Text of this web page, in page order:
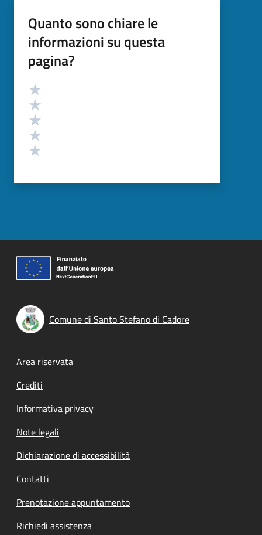
Quanto sono chiare le
informazioni su questa
pagina?
Valutazione
Comune di Santo Stefano di Cadore
Footer menu
Area riservata
Crediti
Informativa privacy
Note legali
Dichiarazione di accessibilità
Contatti
Prenotazione appuntamento
Richiedi assistenza